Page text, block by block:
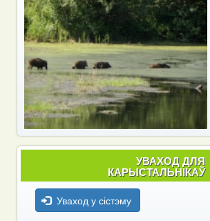
УВАХОД ДЛЯ
КАРЫСТАЛЬНІКАЎ
Уваход у сістэму